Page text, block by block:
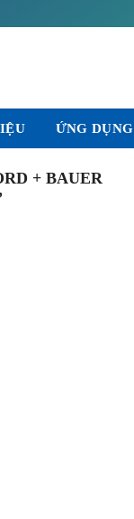
ỨNG DỤNG
+ BAUER